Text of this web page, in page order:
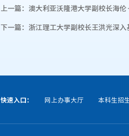
上一篇： 澳大利亚沃隆港大学副校长海
下一篇： 浙江理工大学副校长王洪光深
快速入口： 网上办事大厅 本科生招